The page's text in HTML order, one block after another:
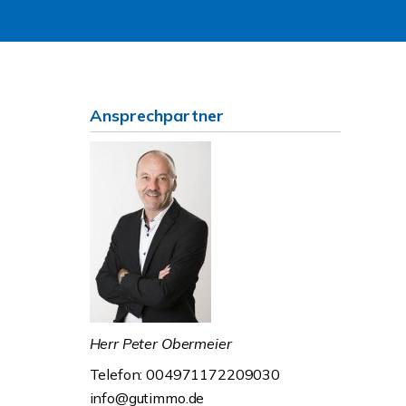
Ansprechpartner
Herr Peter Obermeier
Telefon: 004971172209030
info@gutimmo.de